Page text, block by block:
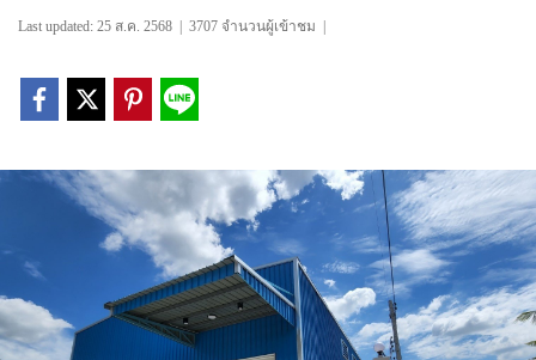
Last updated: 25 ส.ค. 2568 3707 จำนวนผู้เข้าชม